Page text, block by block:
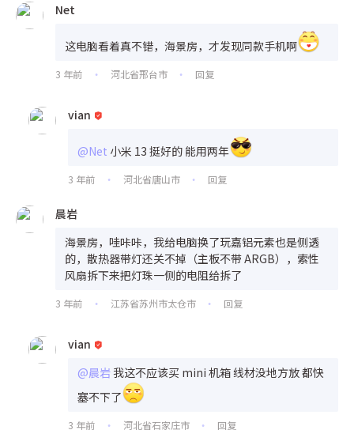
Net
这电脑看着真不错，海景房，才发现同款手机啊
3 年前 • 河北省邢台市 • 回复
vian
@Net 小米 13 挺好的 能用两年
3 年前 • 河北省唐山市 • 回复
晨岩
海景房，哇咔咔，我给电脑换了玩嘉铝元素也是侧透
的，散热器带灯还关不掉（主板不带 ARGB），索性
风扇拆下来把灯珠一侧的电阻给拆了
3 年前 • 江苏省苏州市太仓市 • 回复
vian
@晨岩我这不应该买 mini 机箱 线材没地方放 都快
塞不下了
3 年前 • 河北省石家庄市 • 回复